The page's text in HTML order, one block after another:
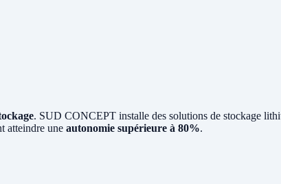
. SUD CONCEPT installe des solutions de stockage
atteindre une autonomie supérieure à 80%.